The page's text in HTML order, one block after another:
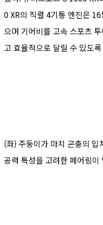
0 XR의 직렬 4기통 엔진은
으며 기어비를 고속 스포츠
고 효율적으로 달릴 수 있도
(좌) 주둥이가 마치 곤충의
공력 특성을 고려한 페어링이